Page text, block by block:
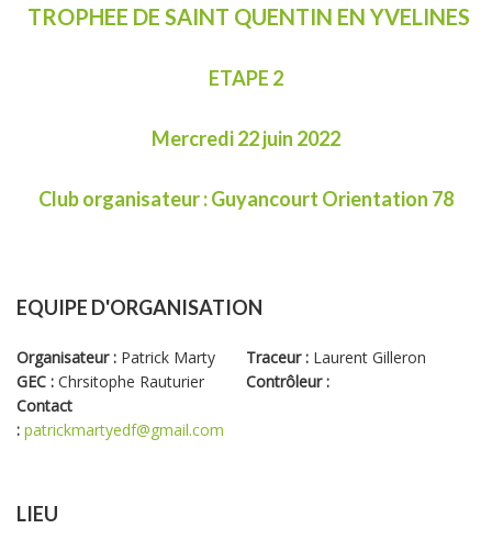
TROPHEE DE SAINT QUENTIN EN YVELINES
ETAPE 2
Mercredi 22 juin 2022
Club organisateur : Guyancourt Orientation 78
EQUIPE D'ORGANISATION
Organisateur : Patrick Marty Traceur : Laurent Gilleron
GEC : Chrsitophe Rauturier
Contrôleur :
Contact
: patrickmartyedf@gmail.com
LIEU